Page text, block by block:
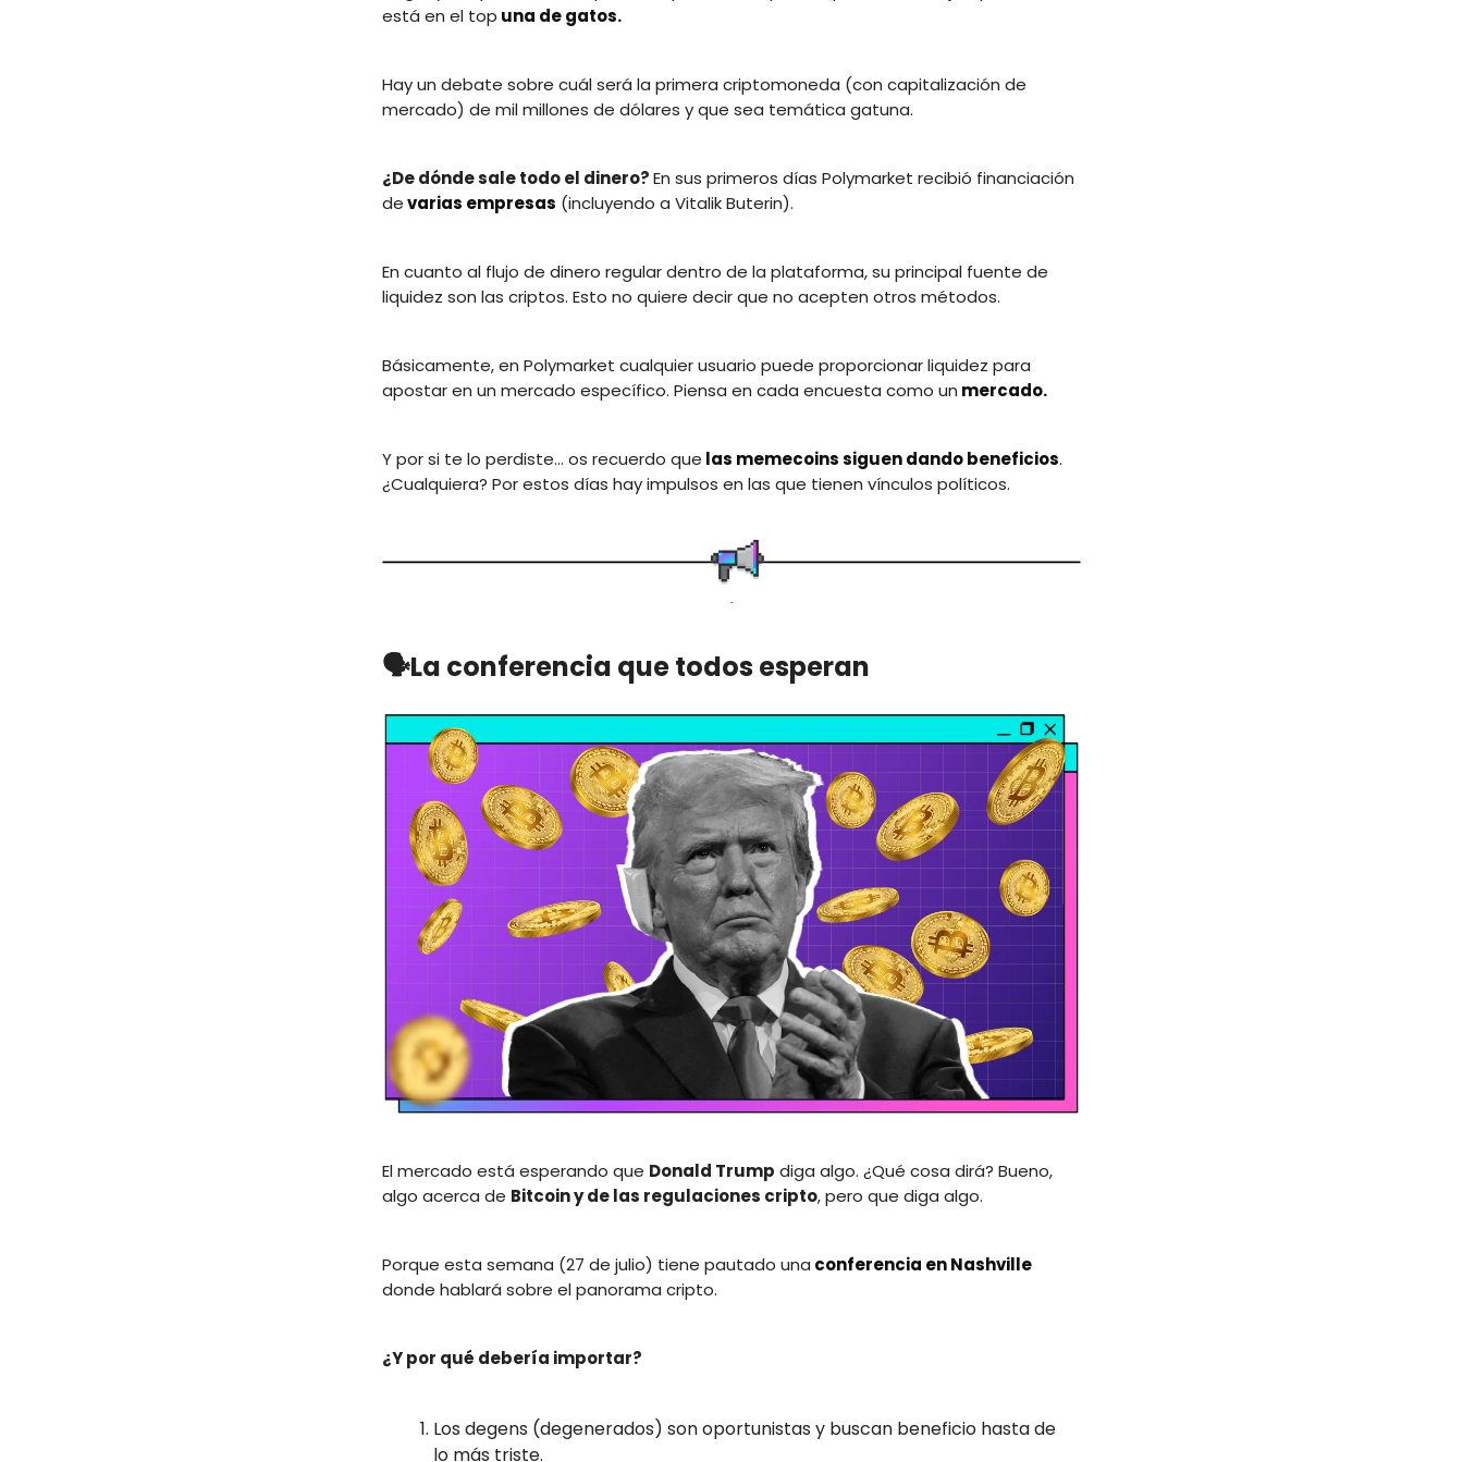
está en el top una de gatos.
Hay un debate sobre cuál será la primera criptomoneda (con capitalización de
mercado) de mil millones de dólares y que sea temática gatuna.
¿De dónde sale todo el dinero?En sus primeros días Polymarket recibió financiación
devarias empresas (incluyendo a Vitalik Buterin).
En cuanto al flujo de dinero regular dentro de la plataforma, su principal fuente de
liquidez son las criptos. Esto no quiere decir que no acepten otros métodos.
Básicamente, en Polymarket cualquier usuario puede proporcionar liquidez para
apostar en un mercado específico. Piensa en cada encuesta como un mercado.
Y por si te lo perdiste... os recuerdo que las memecoins siguen dando beneficios.
¿Cualquiera? Por estos días hay impulsos en las que tienen vínculos políticos.
.
🗣️La conferencia que todos esperan
El mercado está esperando que Donald Trump diga algo. ¿Qué cosa dirá? Bueno,
algo acerca de Bitcoin y de las regulaciones cripto, pero que diga algo.
Porque esta semana (27 de julio) tiene pautado una conferencia en Nashville
donde hablará sobre el panorama cripto.
¿Y por qué debería importar?
Los degens (degenerados) son oportunistas y buscan beneficio hasta de
lo más triste.